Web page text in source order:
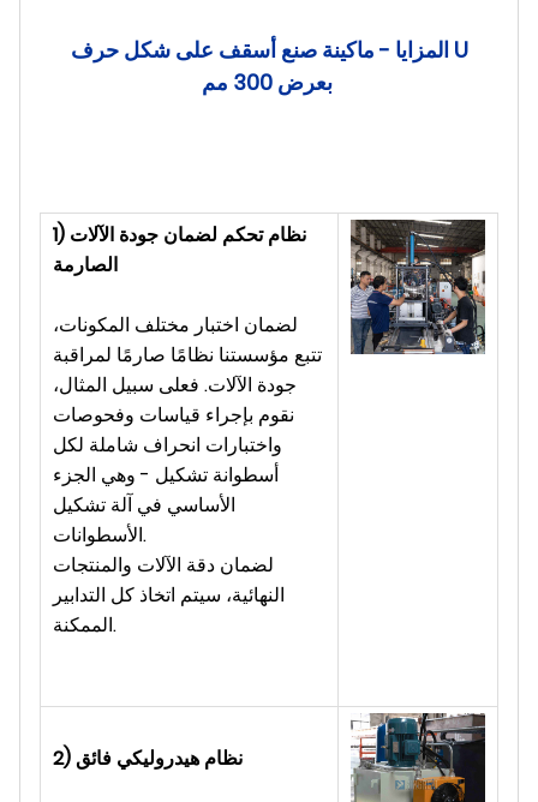
المزايا - ماكينة صنع أسقف على شكل حرف U
بعرض 300 مم
1) نظام تحكم لضمان جودة الآلات
الصارمة
لضمان اختبار مختلف المكونات،
تتبع مؤسستنا نظامًا صارمًا لمراقبة
جودة الآلات. فعلى سبيل المثال،
نقوم بإجراء قياسات وفحوصات
واختبارات انحراف شاملة لكل
أسطوانة تشكيل - وهي الجزء
الأساسي في آلة تشكيل
الأسطوانات.
لضمان دقة الآلات والمنتجات
النهائية، سيتم اتخاذ كل التدابير
الممكنة.
2) نظام هيدروليكي فائق